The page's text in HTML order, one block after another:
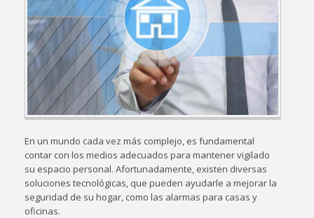
En un mundo cada vez más complejo, es fundamental
contar con los medios adecuados para mantener vigilado
su espacio personal. Afortunadamente, existen diversas
soluciones tecnológicas, que pueden ayudarle a mejorar la
seguridad de su hogar, como las alarmas para casas y
oficinas.